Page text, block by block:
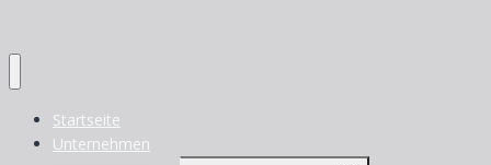
Startseite
Unternehmen